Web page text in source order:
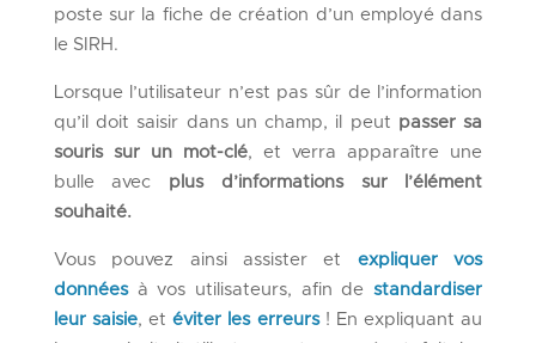
poste sur la fiche de création d’un employé dans
le SIRH.
Lorsque l’utilisateur n’est pas sûr de l’information
qu’il doit saisir dans un champ, il peut passer sa
souris sur un mot-clé, et verra apparaître une
bulle avec plus d’informations sur l’élément
souhaité.
Vous pouvez ainsi assister et expliquer vos
donnéesà vos utilisateurs, afin destandardiser
leur saisie, et éviter les erreurs! En expliquant au